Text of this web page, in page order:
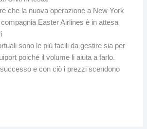
che la nuova operazione a New York
Easter Airlines è in attesa
sono le più facili da gestire sia per
poiché il volume li aiuta a farlo.
e con ciò i prezzi scendono